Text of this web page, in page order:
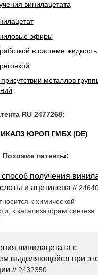
эфиры
в системе жидкость
металлов
RU 2477268:
ЮРОП ГМБХ (DE)
Похожие патенты:
способ получения
и ацетилена //
к химической
к катализаторам синтеза
винилацетата с
выделяющейся при
// 2432350